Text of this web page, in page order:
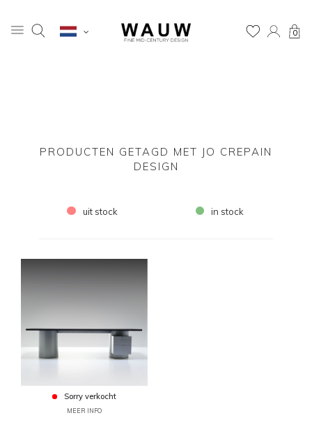
0
PRODUCTEN GETAGD MET JO CREPAIN
DESIGN
uit stock in stock
Sorry verkocht
MEER INFO